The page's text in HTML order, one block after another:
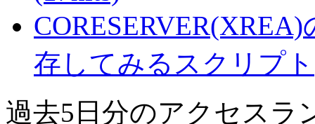
存してみるスクリプ
過去5日分のアクセスラ